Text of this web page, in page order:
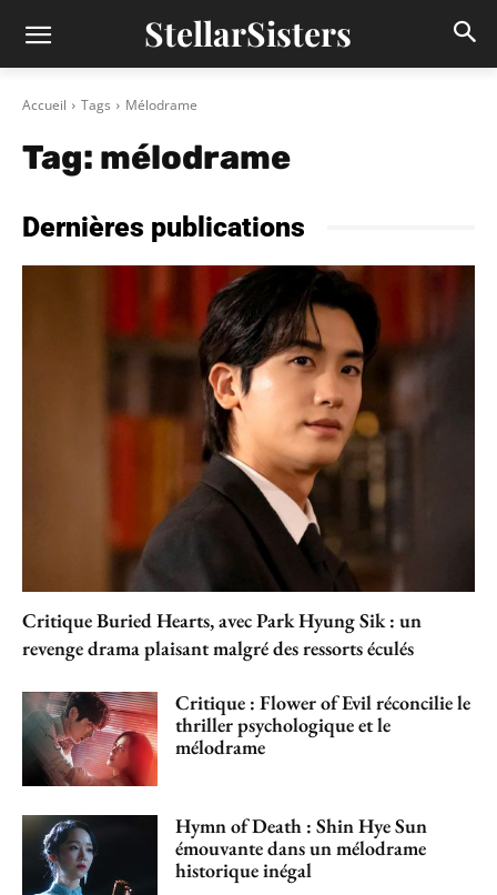
StellarSisters
Accueil Tags Mélodrame
Tag: mélodrame
Dernières publications
Critique Buried Hearts, avec Park Hyung Sik : un
revenge drama plaisant malgré des ressorts éculés
Critique : Flower of Evil réconcilie le
thriller psychologique et le
mélodrame
Hymn of Death : Shin Hye Sun
émouvante dans un mélodrame
historique inégal